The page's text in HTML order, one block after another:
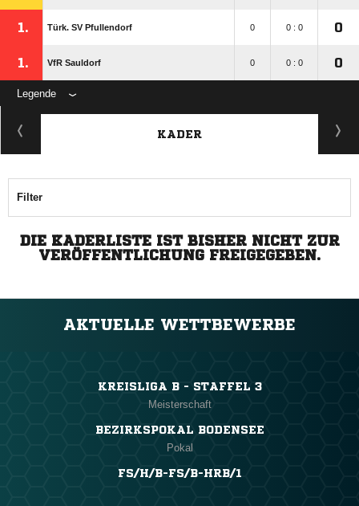
1. Türk. SV Pfullendorf 0 0 : 0 0
1. VfR Sauldorf 0 0 : 0 0
Legende
KADER
Filter
DIE KADERLISTE IST BISHER NICHT ZUR
VERÖFFENTLICHUNG FREIGEGEBEN.
AKTUELLE WETTBEWERBE
KREISLIGA B - STAFFEL 3
Meisterschaft
BEZIRKSPOKAL BODENSEE
Pokal
FS/H/B-FS/B-HRB/1